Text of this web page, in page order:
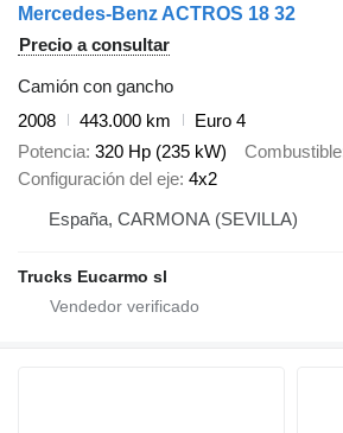
Mercedes-Benz ACTROS 18 32
Precio a consultar
Camión con gancho
2008
443.000 km
Euro 4
Potencia 320 Hp (235 kW) Combustible
Configuración del eje 4x2
España, CARMONA (SEVILLA)
Trucks Eucarmo sl